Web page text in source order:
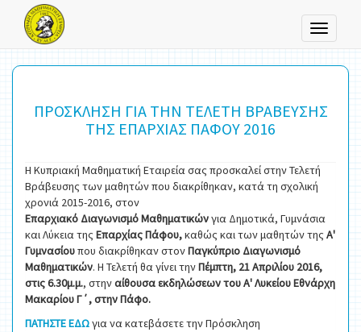
Toggle
ΠΡΟΣΚΛΗΣΗ ΓΙΑ ΤΗΝ ΤΕΛΕΤΗ ΒΡΑΒΕΥΣΗΣ
ΤΗΣ ΕΠΑΡΧΙΑΣ ΠΑΦΟΥ 2016
Η Κυπριακή Μαθηματική Εταιρεία σας προσκαλεί στην Τελετή
Βράβευσης των μαθητών που διακρίθηκαν, κατά τη σχολική
χρονιά 2015-2016, στον
Επαρχιακό Διαγωνισμό Μαθηματικώνγια Δημοτικά, Γυμνάσια
και Λύκεια της Επαρχίας Πάφου,καθώς και των μαθητών της Α'
Γυμνασίουπου διακρίθηκαν στονΠαγκύπριο Διαγωνισμό
Μαθηματικών. Η Τελετή θα γίνει τηνΠέμπτη, 21 Απριλίου 2016,
στις 6.30μ.μ., στηναίθουσα εκδηλώσεων του Α' Λυκείου Εθνάρχη
Μακαρίου Γ΄, στην Πάφο.
ΠΑΤΗΣΤΕ ΕΔΩγια να κατεβάσετε την Πρόσκληση